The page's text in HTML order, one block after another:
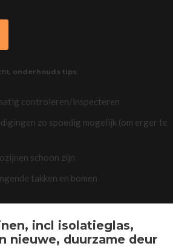
onderhouds tips:
controleren/inspecteren
zo spoedig mogelijk (om erger te
schoon zijn
takken en bomen
incl isolatieglas,
nieuwe, duurzame deur